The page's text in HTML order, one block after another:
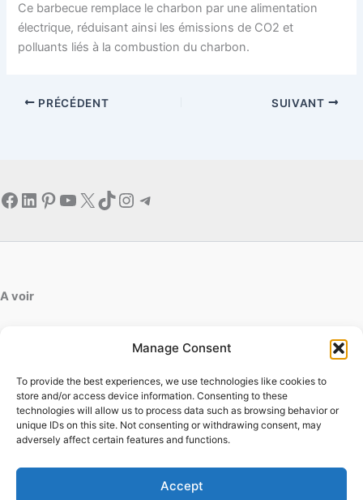
Manage Consent
To provide the best experiences, we use technologies like cookies to
store and/or access device information. Consenting to these
technologies will allow us to process data such as browsing behavior or
unique IDs on this site. Not consenting or withdrawing consent, may
adversely affect certain features and functions.
Accept
Ce barbecue remplace le charbon par une alimentation
électrique, réduisant ainsi les émissions de CO2 et
polluants liés à la combustion du charbon.
PRÉCÉDENT SUIVANT
Facebook
LinkedIn
Pinterest
YouTube
X TikTok
Instagram
Telegram
A voir
Contact
Mentions légales
Conditions générales d'utilisation
Conditions générales de vente